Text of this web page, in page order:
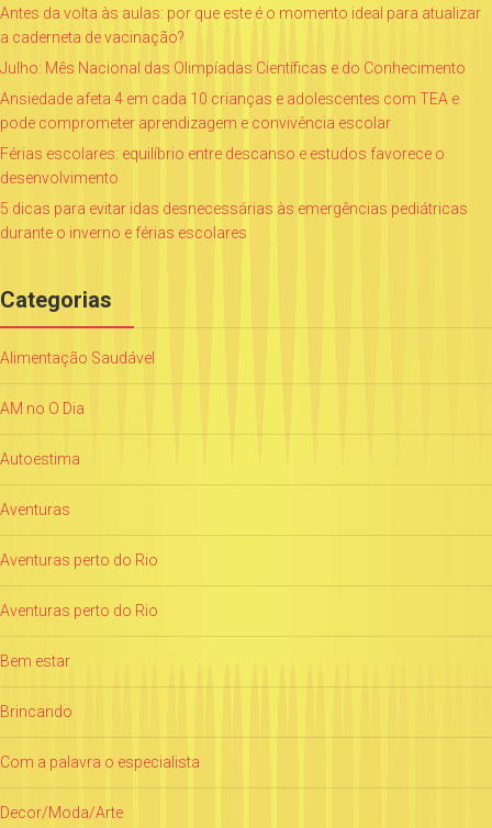
Antes da volta às aulas: por que este é o momento ideal para atualizar
a caderneta de vacinação?
Julho: Mês Nacional das Olimpíadas Científicas e do Conhecimento
Ansiedade afeta 4 em cada 10 crianças e adolescentes com TEA e
pode comprometer aprendizagem e convivência escolar
Férias escolares: equilíbrio entre descanso e estudos favorece o
desenvolvimento
5 dicas para evitar idas desnecessárias às emergências pediátricas
durante o inverno e férias escolares
Categorias
Alimentação Saudável
AM no O Dia
Autoestima
Aventuras
Aventuras perto do Rio
Aventuras perto do Rio
Bem estar
Brincando
Com a palavra o especialista
Decor/Moda/Arte